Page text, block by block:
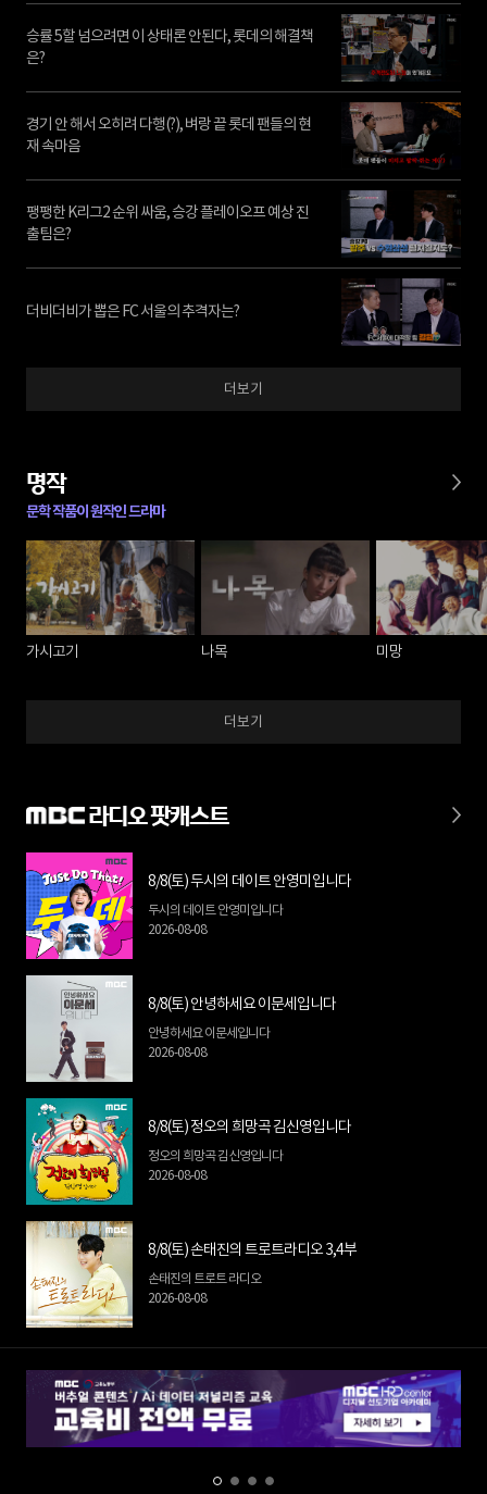
승률 5할 넘으려면 이 상태론 안된다, 롯데의 해결책
은?
경기 안 해서 오히려 다행(?), 벼랑 끝 롯데 팬들의 현
재 속마음
팽팽한 K리그2 순위 싸움, 승강 플레이오프 예상 진
출팀은?
더비더비가 뽑은 FC 서울의 추격자는?
더보기
명작
문학 작품이 원작인 드라마
가시고기 나목 미망
더보기
라디오 팟캐스트
8/8(토) 두시의 데이트 안영미입니다
두시의 데이트 안영미입니다
2026-08-08
8/8(토) 안녕하세요 이문세입니다
안녕하세요 이문세입니다
2026-08-08
8/8(토) 정오의 희망곡 김신영입니다
정오의 희망곡 김신영입니다
2026-08-08
8/8(토) 손태진의 트로트라디오 3,4부
손태진의 트로트 라디오
2026-08-08